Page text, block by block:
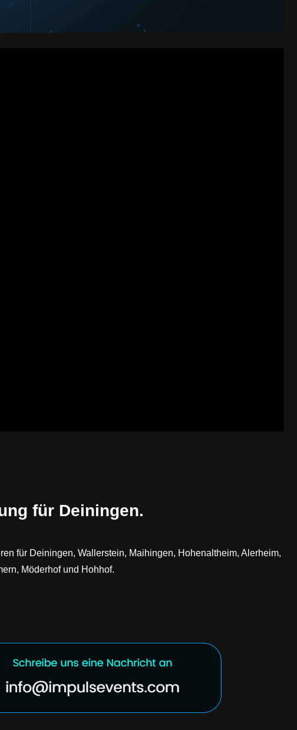
für Deiningen.
für Deiningen, Wallerstein, Maihingen, Hohenaltheim, Alerheim,
Möderhof und Hohhof.